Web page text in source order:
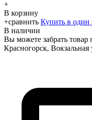
+
В корзину
+сравнить Купить в один
В наличии
Вы можете забрать товар
Красногорск,